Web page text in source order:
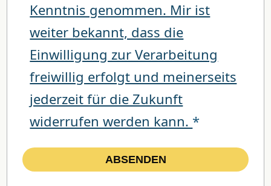
Kenntnis genommen. Mir ist
weiter bekannt, dass die
Einwilligung zur Verarbeitung
freiwillig erfolgt und meinerseits
jederzeit für die Zukunft
widerrufen werden kann. *